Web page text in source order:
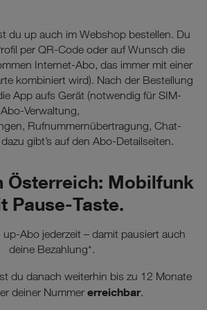
du up auch im Webshop bestellen. Du
per QR-Code oder auf Wunsch die
Internet-Abo, das immer mit einer
kombiniert wird). Nach der Bestellung
App aufs Gerät (notwendig für SIM-
Verwaltung,
Rufnummernübertragung, Chat-
gibt’s auf den Abo-Detailseiten.
Österreich: Mobilfunk
Pause-Taste.
Abo jederzeit – damit pausiert auch
deine Bezahlung*.
du danach weiterhin bis zu 12 Monate
deiner Nummer erreichbar.